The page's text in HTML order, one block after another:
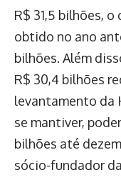
R$ 31,5 bilhões,
obtido no ano
bilhões. Além
R$ 30,4 bilhões
levantamento da
se mantiver,
bilhões até
sócio-fundador